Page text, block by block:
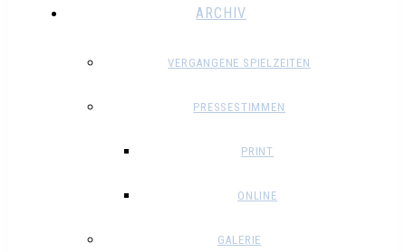
ARCHIV
VERGANGENE SPIELZEITEN
PRESSESTIMMEN
PRINT
ONLINE
GALERIE